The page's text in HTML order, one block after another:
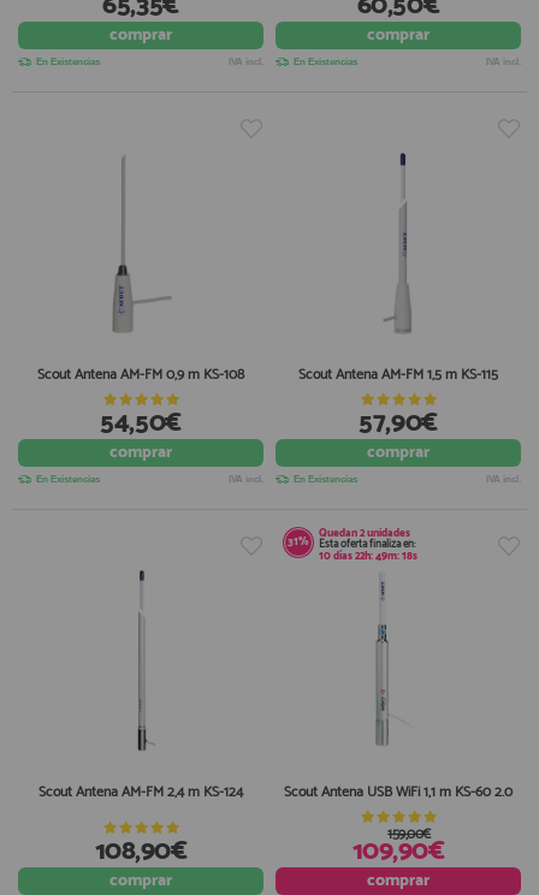
comprar
En Existencias IVA incl.
comprar
En Existencias IVA incl.
Scout Antena AM-FM 0,9 m KS-108
54,50€
comprar
En Existencias IVA incl.
Scout Antena AM-FM 1,5 m KS-115
57,90€
comprar
En Existencias IVA incl.
Scout Antena AM-FM 2,4 m KS-124
108,90€
comprar
31% Quedan2unidades
Esta oferta finaliza en:
10días22h:49m:17s
Scout Antena USB WiFi 1,1 m KS-60 2.0
109,90€
159,00€
comprar